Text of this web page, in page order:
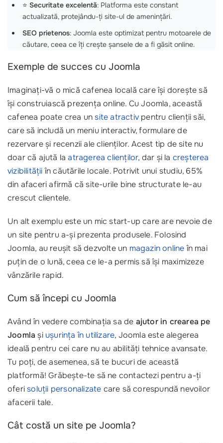
⭐ Securitate excelentă: Platforma este constant
actualizată, protejându-ți site-ul de amenințări.
SEO prietenos: Joomla este optimizat pentru motoarele de
căutare, ceea ce îți crește șansele de a fi găsit online.
Exemple de succes cu Joomla
Imaginați-vă o mică cafenea locală care își dorește să
își construiască prezența online. Cu Joomla, această
cafenea poate crea unsite atractiv pentru clienții săi,
care să includă un meniu interactiv, formulare de
rezervare și recenzii ale clienților. Acest tip de site nu
doar că ajută laatragerea clienților, dar și la creșterea
vizibilitățiiîn căutările locale. Potrivit unui studiu, 65%
din afaceri afirmă că site-urile bine structurate le-au
crescut clientele.
Un alt exemplu este un mic start-up care are nevoie de
un site pentru a-și prezenta produsele. Folosind
Joomla, au reușit să dezvolte un magazin onlineîn mai
puțin de o lună, ceea ce le-a permis să își maximizeze
vânzările rapid.
Cum să începi cu Joomla
Având în vedere combinația sa de ajutor in crearea pe
Joomla și ușurința în utilizare, Joomla este alegerea
ideală pentru cei care nu au abilități tehnice avansate.
Tu poți, de asemenea, să te bucuri de această
platformă! Grăbește-te să ne contactezi pentru a-ți
oferisoluții personalizate care să corespundă nevoilor
afacerii tale.
Cât costă un site pe Joomla?